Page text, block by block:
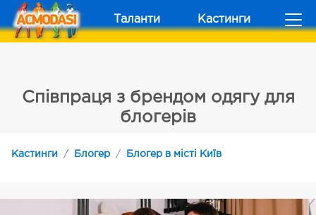
Таланти Кастинги
Співпраця з брендом одягу для
блогерів
Кастинги Блогер Блогер в місті Київ